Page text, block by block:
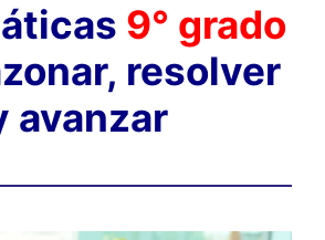
9° grado
resolver
avanzar